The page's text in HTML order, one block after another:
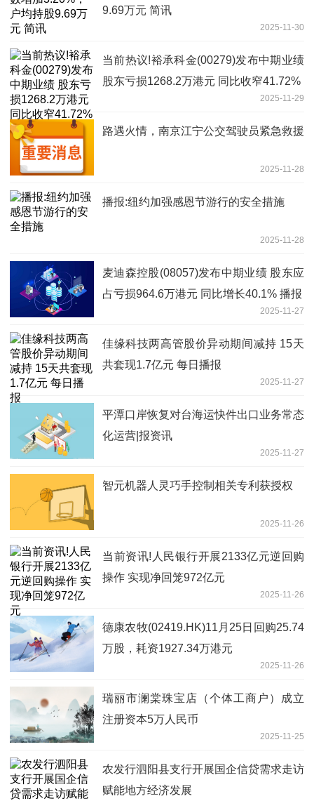
9.69万元 简讯
2025-11-30
当前热议!裕承科金(00279)发布中期业绩
股东亏损1268.2万港元 同比收窄41.72%
2025-11-29
路遇火情，南京江宁公交驾驶员紧急救援
2025-11-28
播报:纽约加强感恩节游行的安全措施
2025-11-28
麦迪森控股(08057)发布中期业绩 股东应
占亏损964.6万港元 同比增长40.1% 播报
2025-11-27
佳缘科技两高管股价异动期间减持 15天
共套现1.7亿元 每日播报
2025-11-27
平潭口岸恢复对台海运快件出口业务常态
化运营|报资讯
2025-11-27
智元机器人灵巧手控制相关专利获授权
2025-11-26
当前资讯!人民银行开展2133亿元逆回购
操作 实现净回笼972亿元
2025-11-26
德康农牧(02419.HK)11月25日回购25.74
万股，耗资1927.34万港元
2025-11-26
瑞丽市澜棠珠宝店（个体工商户）成立
注册资本5万人民币
2025-11-25
农发行泗阳县支行开展国企信贷需求走访
赋能地方经济发展